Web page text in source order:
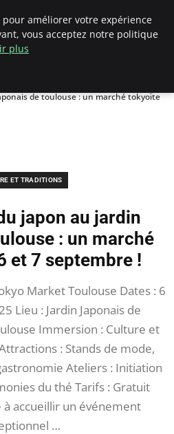
de toulouse : un marché tokyoïte
ET TRADITIONS
japon au jardin
: un marché
et 7 septembre !
Market Toulouse Dates : 6
Lieu : Jardin Japonais de
Immersion : Culture et
: Stands de mode,
Ateliers : Initiation
du thé Tarifs : Gratuit
à accueillir un événement
…
améliorer votre expérience
vous acceptez notre politique
plus